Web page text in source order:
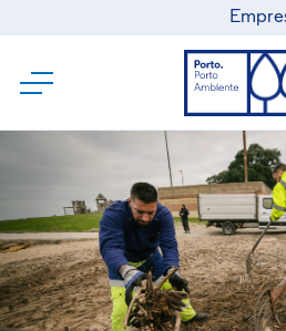
Ágora
Águas
GO
SRU